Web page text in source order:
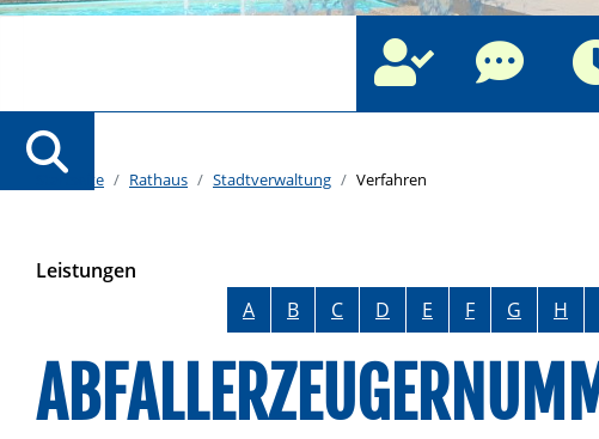
Startseite Rathaus Stadtverwaltung Verfahren
Leistungen
Alphabetisches Register überspringen
A B C D E F G H